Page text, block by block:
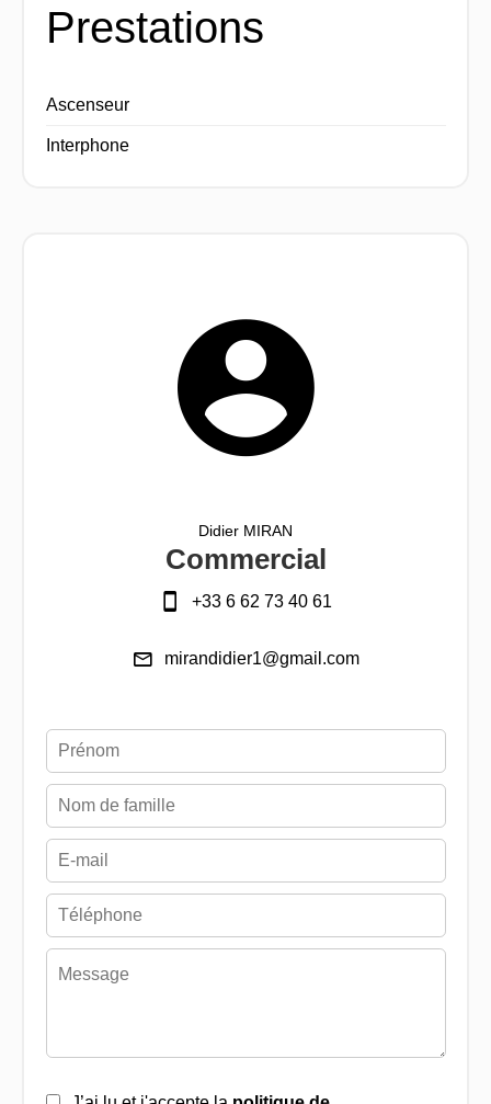
Prestations
Ascenseur
Interphone
Didier MIRAN
Commercial
+33 6 62 73 40 61
mirandidier1@gmail.com